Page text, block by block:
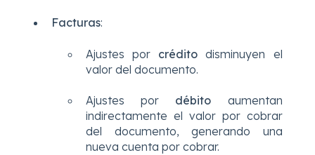
Facturas:
Ajustes por crédito disminuyen el
valor del documento.
Ajustes por débito aumentan
indirectamente el valor por cobrar
del documento, generando una
nueva cuenta por cobrar.